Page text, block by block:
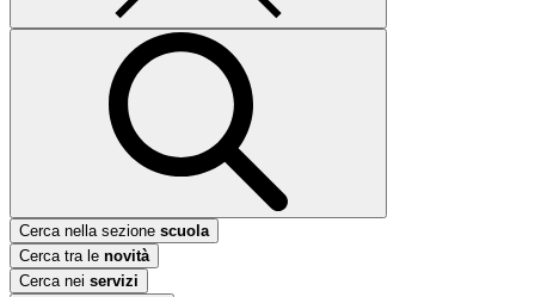
Cerca nella sezione scuola
Cerca tra le novità
Cerca nei servizi